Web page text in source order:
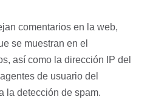
comentarios en la web,
se muestran en el
así como la dirección IP del
de usuario del
la detección de spam.